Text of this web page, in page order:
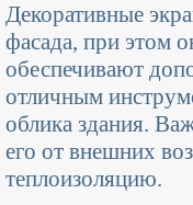
Декоративные
фасада, при этом
обеспечивают
отличным
облика здания.
его от внешних
теплоизоляцию.